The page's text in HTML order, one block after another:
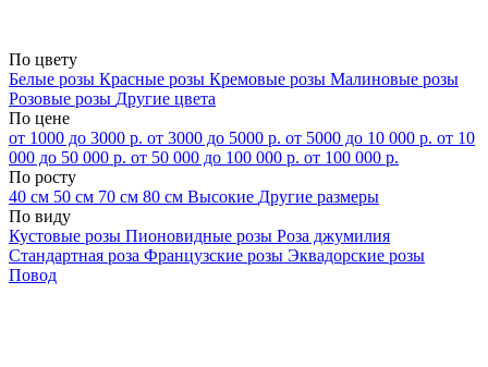
По цвету
Белые розы Красные розы Кремовые розы Малиновые розы
Розовые розы Другие цвета
По цене
от 1000 до 3000 р. от 3000 до 5000 р. от 5000 до 10 000 р. от 10
000 до 50 000 р. от 50 000 до 100 000 р. от 100 000 р.
По росту
40 см 50 см 70 см 80 см Высокие Другие размеры
По виду
Кустовые розы Пионовидные розы Роза джумилия
Стандартная роза Французские розы Эквадорские розы
Повод